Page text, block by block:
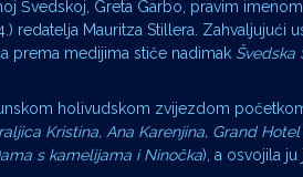
Švedskoj, Greta Garbo, pravim
redatelja Mauritza Stillera. Zahvaljujući
prema medijima stiče nadimak Švedska
holivudskom zvijezdom
Kristina, Ana Karenjina, Grand
s kamelijama i Ninočka), a osvojila